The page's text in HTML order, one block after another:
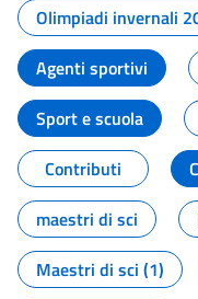
Olimpiadi invernali
Agenti sportivi
Sport e scuola
Contributi
maestri di sci
Maestri di sci (1)